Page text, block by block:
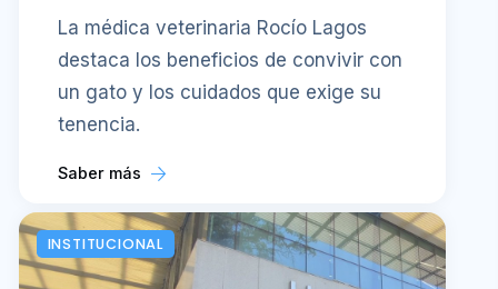
La médica veterinaria Rocío Lagos
destaca los beneficios de convivir con
un gato y los cuidados que exige su
tenencia.
Saber más
INSTITUCIONAL